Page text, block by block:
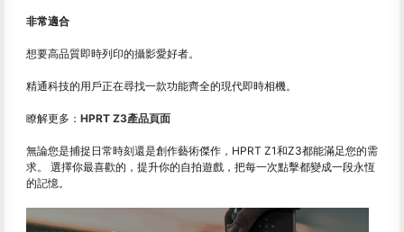
非常適合
想要高品質即時列印的攝影愛好者。
精通科技的用戶正在尋找一款功能齊全的現代即時相機。
瞭解更多： HPRT Z3產品頁面
無論您是捕捉日常時刻還是創作藝術傑作，HPRT Z1和Z3都能滿足您的需
求。 選擇你最喜歡的，提升你的自拍遊戲，把每一次點擊都變成一段永恆
的記憶。